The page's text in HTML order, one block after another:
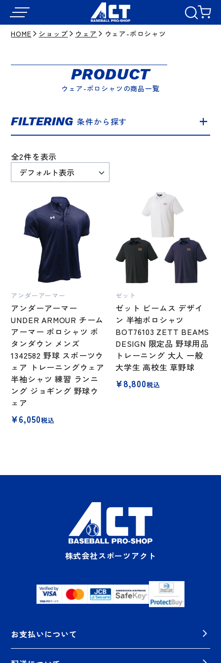
HOME ショップ ウェア ウェア-ポロシャツ
ウェア-ポロシャツの商品一覧
PRODUCT
FILTERING 条件から探す
全2件を表示
アンダーアーマー
アンダーアーマー
UNDER ARMOUR チーム
アーマー ポロシャツ ボ
タンダウン メンズ
1342582 野球 スポーツウ
ェア トレーニングウェア
半袖シャツ 練習 ランニ
ング ジョギング 野球ウ
ェア
¥6,050税込
ゼット
ゼット ビームス デザイ
ン 半袖ポロシャツ
BOT76103 ZETT BEAMS
DESIGN 限定品 野球用品
トレーニング 大人 一般
大学生 高校生 草野球
¥8,800税込
株式会社スポーツアクト
お支払いについて